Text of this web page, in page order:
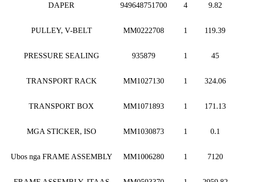
DAPER 949648751700 4 9.82
PULLEY, V-BELT MM0222708 1 119.39
PRESSURE SEALING 935879 1 45
TRANSPORT RACK MM1027130 1 324.06
TRANSPORT BOX MM1071893 1 171.13
MGA STICKER, ISO MM1030873 1 0.1
Ubos nga FRAME ASSEMBLY MM1006280 1 7120